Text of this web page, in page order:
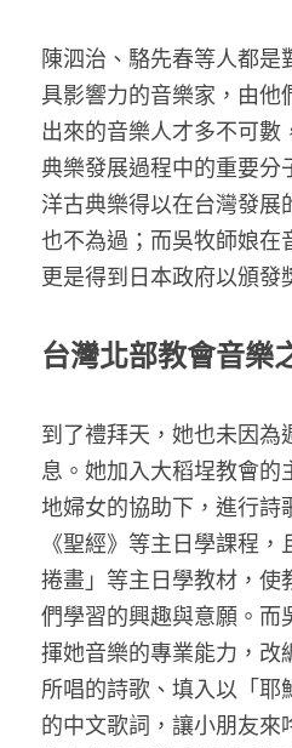
陳泗治、駱先春等人都是
具影響力的音樂家，由他
出來的音樂人才多不可數
典樂發展過程中的重要分
洋古典樂得以在台灣發展
也不為過；而吳牧師娘在
更是得到日本政府以頒發
台灣北部教會音樂
到了禮拜天，她也未因為
息。她加入大稻埕教會的
地婦女的協助下，進行詩
《聖經》等主日學課程
捲畫」等主日學教材，使
們學習的興趣與意願。而
揮她音樂的專業能力，改
所唱的詩歌、填入以「耶
的中文歌詞，讓小朋友來